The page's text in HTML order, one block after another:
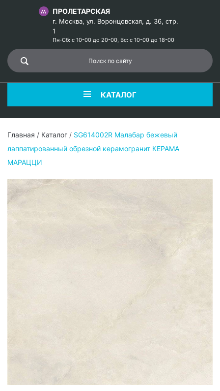
ПРОЛЕТАРСКАЯ
г. Москва, ул. Воронцовская, д. 36, стр.
1
Пн-Сб: с 10-00 до 20-00, Вс: с 10-00 до 18-00
КАТАЛОГ
Главная / Каталог / SG614002R Малабар бежевый
лаппатированный обрезной керамогранит КЕРАМА
МАРАЦЦИ